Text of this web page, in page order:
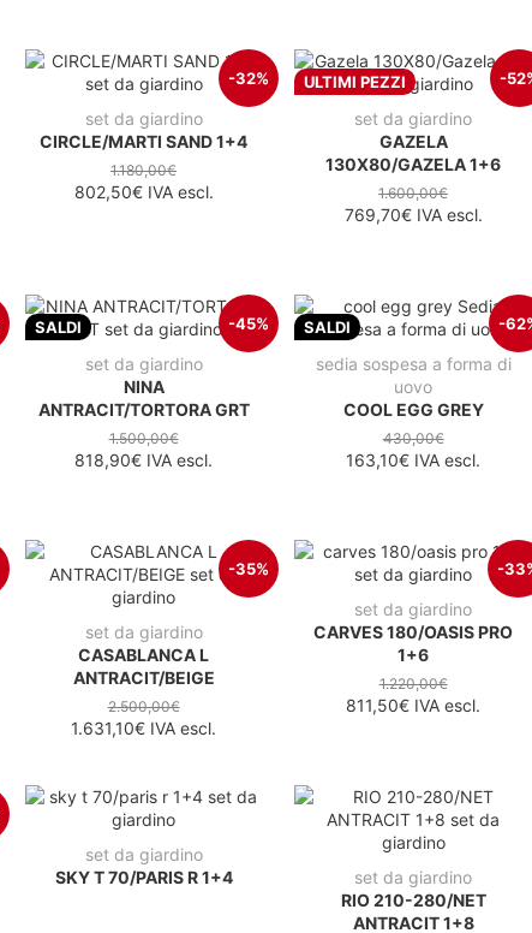
-32%
set da giardino
CIRCLE/MARTI SAND 1+4
1.180,00€
802,50€IVA escl.
ULTIMI PEZZI -
set da giardino
GAZELA
130X80/GAZELA 1+6
1.600,00€
769,70€IVA escl.
SALDI -45%
set da giardino
NINA
ANTRACIT/TORTORA GRT
1.500,00€
818,90€ IVA escl.
SALDI -
sedia sospesa a forma di
uovo
COOL EGG GREY
430,00€
163,10€ IVA escl.
-35%
set da giardino
CASABLANCA L
ANTRACIT/BEIGE
2.500,00€
1.631,10€ IVA escl.
-
set da giardino
CARVES 180/OASIS PRO
1+6
1.220,00€
811,50€ IVA escl.
set da giardino
SKY T 70/PARIS R 1+4
set da giardino
RIO 210-280/NET
ANTRACIT 1+8